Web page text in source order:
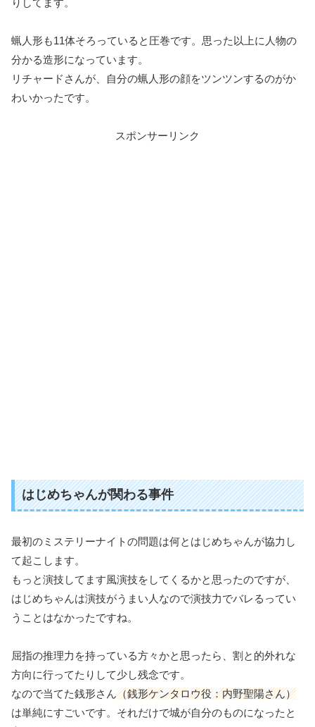
蝋人形も11体そろっていると圧巻です。思った以上に人物の
分かる造形になっています。
リチャードさんが、自分の蝋人形の顔をツンツンするのがか
わいかったです。
スポンサーリンク
はじめちゃんが関わる事件
最初のミステリーナイトの問題は何とはじめちゃんが協力し
て起こします。
もっと演技してます風演技をしてくるかと思ったのですが、
はじめちゃんは演技がうまい人なので演技力でバレるってい
うことはなかったですね。
屈指の推理力を持っている方々かと思ったら、割と的外れな
方向に行ってたりして少し残念です。
なので当てた銭形さん（銭形ケンタロウ役：内野聖陽さん）
は単純にすごいです。それだけで城が自分のものになったと